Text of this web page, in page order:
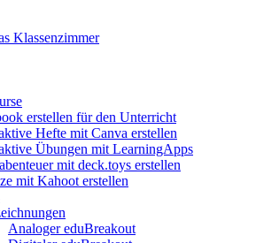
Klassenzimmer
erstellen für den Unterricht
Hefte mit Canva erstellen
Übungen mit LearningApps
mit deck.toys erstellen
mit Kahoot erstellen
Analoger eduBreakout